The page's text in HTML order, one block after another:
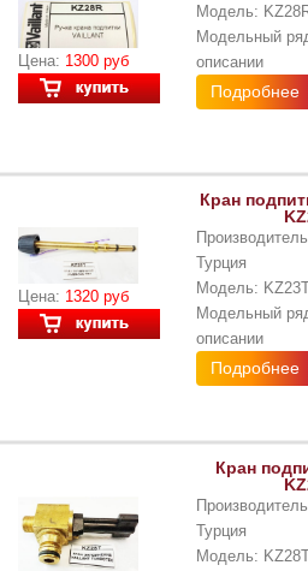
Цена: 1300 руб
Модель:
Модельный
описании
Подробнее
Цена: 1320 руб
Кран
Турция
Модель:
Модельный
описании
Подробнее
Кран
Турция
Модель: